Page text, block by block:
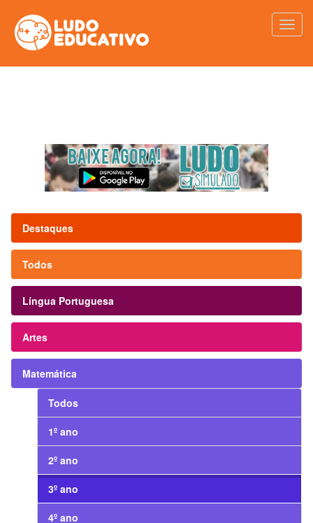
Destaques
Todos
Língua Portuguesa
Artes
Matemática
Todos
1º ano
2º ano
3º ano
4º ano